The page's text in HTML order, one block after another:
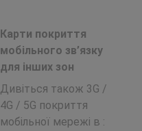
Карти покриття
мобільного зв’язку
для інших зон
Дивіться також 3G /
4G / 5G покриття
мобільної мережі в :